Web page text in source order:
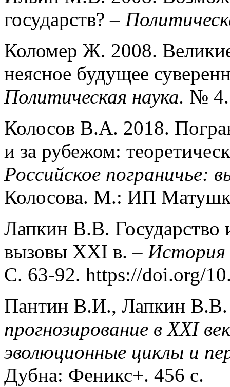
государств? –
Коломер Ж. 2008.
неясное будущее
Политическая наука. № 4.
Колосов В.А. 2018.
и за рубежом:
Российское пограничье:
Колосова. М.: ИП
Лапкин В.В.
вызовы XXI в. – История
С. 63-92. https://doi.org/
Пантин В.И., Лапкин
прогнозирование в XXI
эволюционные циклы и
Дубна: Феникс+. 456 с.